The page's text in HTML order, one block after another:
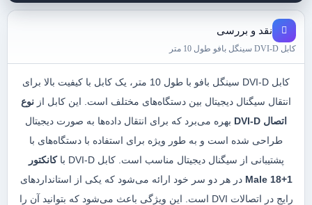
نقد و بررسی
کابل DVI-D سینگل بافو طول 10 متر
کابل DVI-D سینگل بافو با طول 10 متر، یک کابل با کیفیت بالا برای
انتقال سیگنال دیجیتال بین دستگاه‌های مختلف است. این کابل از نوع
اتصال DVI-D
بهره می‌برد که برای انتقال داده‌ها به صورت دیجیتال
طراحی شده است و به طور ویژه برای استفاده با دستگاه‌های با
پشتیبانی از سیگنال دیجیتال مناسب است. کابل DVI-D با
کانکتور
Male 18+1 در هر دو سر خود ارائه می‌شود که یکی از استانداردهای
رایج در اتصالات DVI است. این ویژگی باعث می‌شود که بتوانید آن را